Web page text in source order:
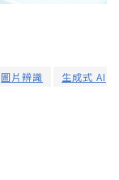
圖片辨識 生成式 AI